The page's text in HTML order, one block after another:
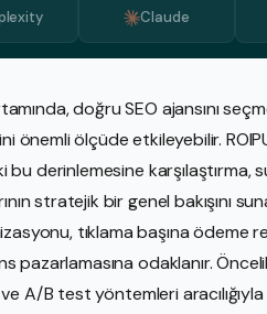
PR
E-
Claude
doğru SEO ajansını
önemli ölçüde etkileyebilir.
bu derinlemesine karşılaştırma,
stratejik bir genel bakışını
tıklama başına ödeme
pazarlamasına odaklanır.
B test yöntemleri aracılığıyla